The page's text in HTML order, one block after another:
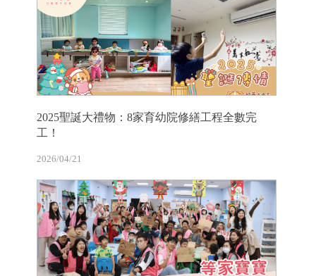
2025聖誕大禮物：8家育幼院修繕工程全數完
工！
2026/04/21